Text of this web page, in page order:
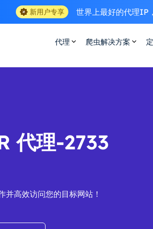
新用户专享 世界上最好的代理IP，
代理 爬虫解决方案
代理-2733
并高效访问您的目标网站！